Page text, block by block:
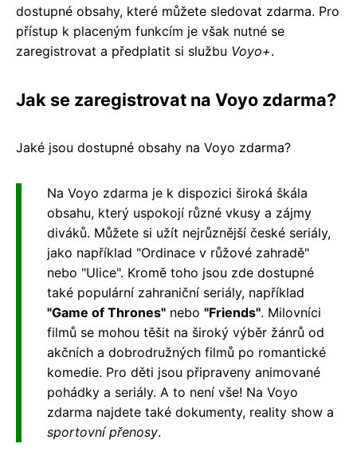
dostupné obsahy, které můžete sledovat zdarma. Pro
přístup k placeným funkcím je však nutné se
zaregistrovat a předplatit si službu Voyo+.
Jak se zaregistrovat na Voyo zdarma?
Jaké jsou dostupné obsahy na Voyo zdarma?
Na Voyo zdarma je k dispozici široká škála
obsahu, který uspokojí různé vkusy a zájmy
diváků. Můžete si užít nejrůznější české seriály,
jako například "Ordinace v růžové zahradě"
nebo "Ulice". Kromě toho jsou zde dostupné
také populární zahraniční seriály, například
"Game of Thrones" nebo "Friends". Milovníci
filmů se mohou těšit na široký výběr žánrů od
akčních a dobrodružných filmů po romantické
komedie. Pro děti jsou připraveny animované
pohádky a seriály. A to není vše! Na Voyo
zdarma najdete také dokumenty, reality show a
sportovní přenosy.